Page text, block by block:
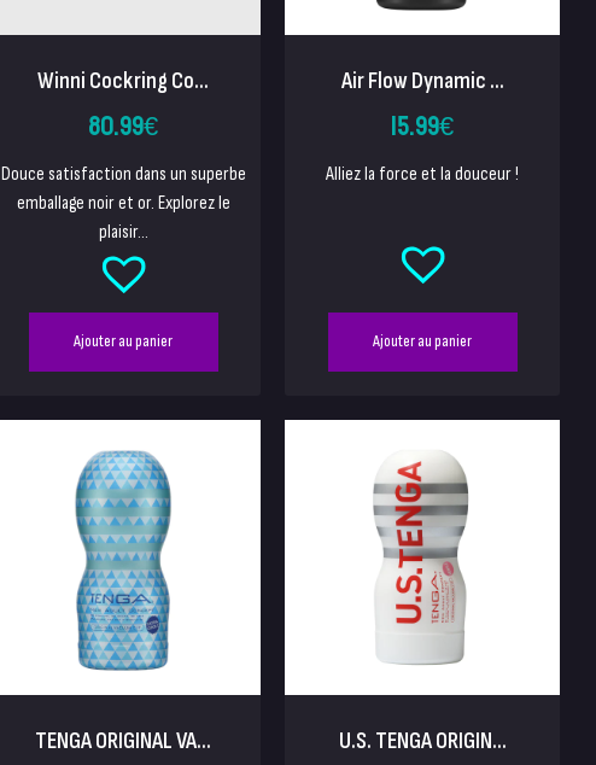
Winni Cockring Co...
80.99€
Douce satisfaction dans un superbe
emballage noir et or. Explorez le
plaisir...
Ajouter au panier
Air Flow Dynamic ...
15.99€
Alliez la force et la douceur !
Ajouter au panier
TENGA ORIGINAL VA... U.S. TENGA ORIGIN...